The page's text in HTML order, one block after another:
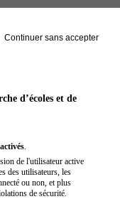
Continuer sans accepter
d’écoles et de
.
de l'utilisateur active
des utilisateurs, les
ou non, et plus
de sécurité.